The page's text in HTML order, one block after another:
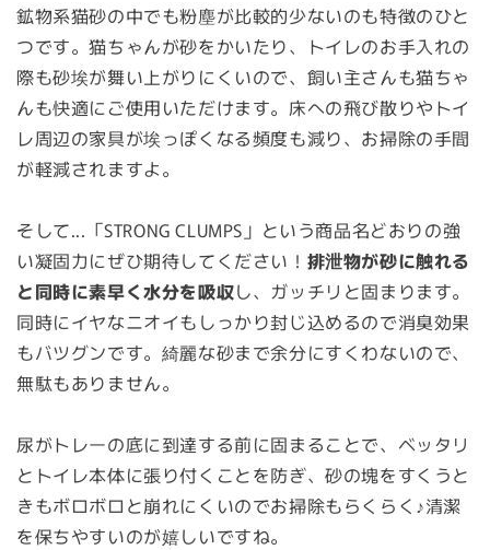
鉱物系猫砂の中でも粉塵が比較的少ないのも特徴のひと
つです。猫ちゃんが砂をかいたり、トイレのお手入れの
際も砂埃が舞い上がりにくいので、飼い主さんも猫ちゃ
んも快適にご使用いただけます。床への飛び散りやトイ
レ周辺の家具が埃っぽくなる頻度も減り、お掃除の手間
が軽減されますよ。
そして...「STRONG CLUMPS」という商品名どおりの強
い凝固力にぜひ期待してください！ 排泄物が砂に触れる
と同時に素早く水分を吸収し、ガッチリと固まります。
同時にイヤなニオイもしっかり封じ込めるので消臭効果
もバツグンです。綺麗な砂まで余分にすくわないので、
無駄もありません。
尿がトレーの底に到達する前に固まることで、ベッタリ
とトイレ本体に張り付くことを防ぎ、砂の塊をすくうと
きもボロボロと崩れにくいのでお掃除もらくらく♪清潔
を保ちやすいのが嬉しいですね。